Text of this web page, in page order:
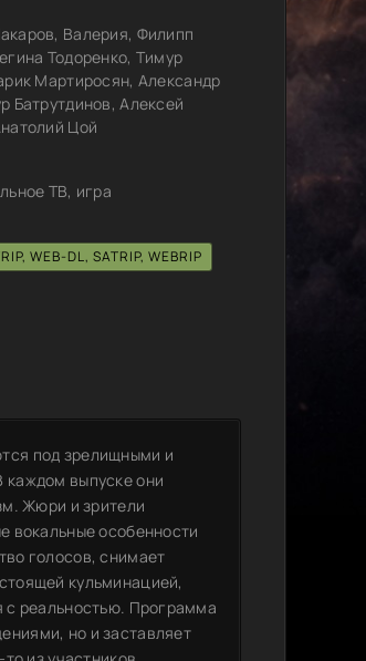
Валерия, Филипп
Тодоренко, Тимур
Мартиросян, Александр
Батрутдинов, Алексей
Цой
ТВ, игра
WEB-DL, SATRIP, WEBRIP
под зрелищными и
каждом выпуске они
Жюри и зрители
вокальные особенности
голосов, снимает
кульминацией,
с реальностью. Программа
но и заставляет